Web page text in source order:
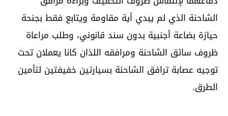
الشاحنة الذي لم يبدي أية مقاومة ويتابع فقط بجنحة
حيازة بضاعة أجنبية بدون سند قانوني، وطلب مراعاة
ظروف سائق الشاحنة ومرافقه اللذان كانا يعملان تحت
توجيه عصابة ترافق الشاحنة بسيارتين خفيفتين لتأمين
الطرق.